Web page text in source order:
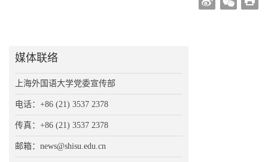
媒体联络
上海外国语大学党委宣传部
电话：+86 (21) 3537 2378
传真：+86 (21) 3537 2378
邮箱：news@shisu.edu.cn